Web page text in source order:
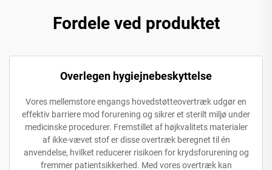
Fordele ved produktet
Overlegen hygiejnebeskyttelse
Vores mellemstore engangs hovedstøtteovertræk udgør en
effektiv barriere mod forurening og sikrer et sterilt miljø under
medicinske procedurer. Fremstillet af højkvalitets materialer
af ikke-vævet stof er disse overtræk beregnet til én
anvendelse, hvilket reducerer risikoen for krydsforurening og
fremmer patientsikkerhed. Med vores overtræk kan